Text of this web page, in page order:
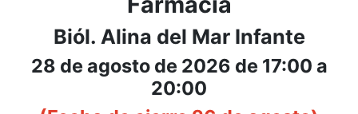
Biól. Alina del Mar Infante
28 de agosto de 2026 de 17:00 a
20:00